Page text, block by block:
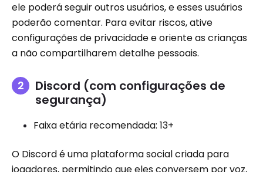
ele poderá seguir outros usuários, e esses usuários
poderão comentar. Para evitar riscos, ative
configurações de privacidade e oriente as crianças
a não compartilharem detalhe pessoais.
Discord (com configurações de
segurança)
Faixa etária recomendada: 13+
O Discord é uma plataforma social criada para